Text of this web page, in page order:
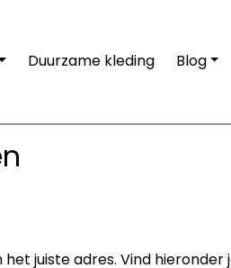
Duurzame kleding Blog
juiste adres. Vind